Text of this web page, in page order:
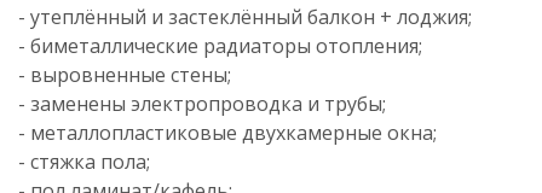
- утеплённый и застеклённый балкон + лоджия;
- биметаллические радиаторы отопления;
- выровненные стены;
- заменены электропроводка и трубы;
- металлопластиковые двухкамерные окна;
- стяжка пола;